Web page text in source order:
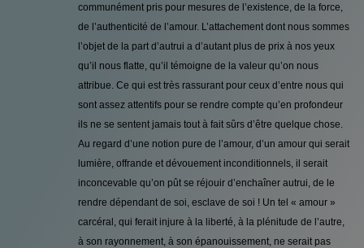
communément pris pour mesures de l’existence, de la force,
de l’authenticité de l’amour. L’attachement dont nous sommes
l’objet de la part d’autrui a d’autant plus de prix à nos yeux
qu’il nous flatte, qu’il témoigne de la valeur qu’on nous
attribue. Ce qui est très rassurant pour ceux d’entre nous qui
sont assez attentifs pour se rendre compte qu’en profondeur
ils ne se sentent jamais tout à fait sûrs d’être quelque chose.
Au regard d’une notion pure de l’amour, d’un amour qui serait
lumière, offrande et dévouement inconditionnels, il serait
inconcevable qu’on pût se réjouir d’enchaîner autrui, de le
rendre dépendant de soi, esclave de soi ! Un tel « amour »
carcéral, qui ferait injure à la liberté, à la plénitude de l’autre,
à son rayonnement, à son épanouissement, ne serait pas